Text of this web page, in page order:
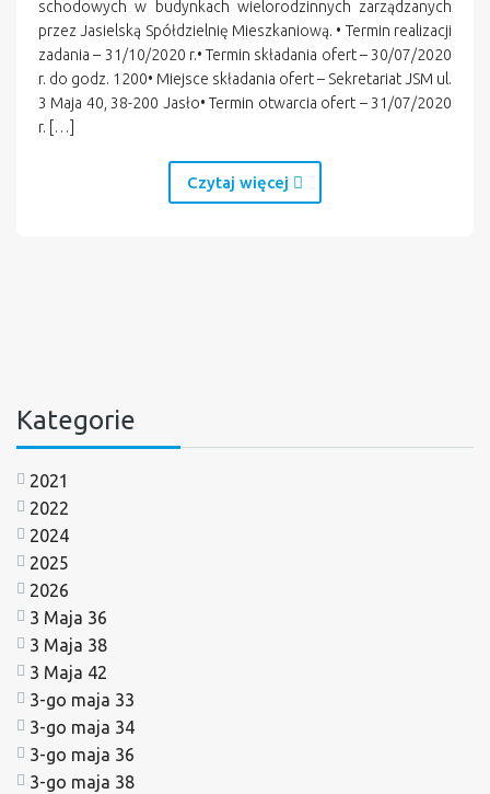
schodowych w budynkach wielorodzinnych zarządzanych
przez Jasielską Spółdzielnię Mieszkaniową. • Termin realizacji
zadania – 31/10/2020 r.• Termin składania ofert – 30/07/2020
r. do godz. 1200• Miejsce składania ofert – Sekretariat JSM ul.
3 Maja 40, 38-200 Jasło• Termin otwarcia ofert – 31/07/2020
r. […]
Czytaj więcej
Kategorie
2021
2022
2024
2025
2026
3 Maja 36
3 Maja 38
3 Maja 42
3-go maja 33
3-go maja 34
3-go maja 36
3-go maja 38